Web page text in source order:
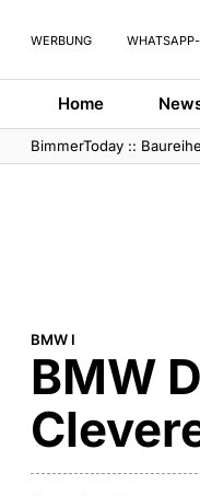
WERBUNG
Home
BimmerToday ::
BMW I
BMW